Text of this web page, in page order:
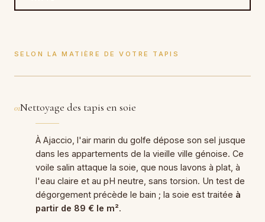
SELON LA MATIÈRE DE VOTRE TAPIS
01Nettoyage des tapis en soie
À Ajaccio, l'air marin du golfe dépose son sel jusque
dans les appartements de la vieille ville génoise. Ce
voile salin attaque la soie, que nous lavons à plat, à
l'eau claire et au pH neutre, sans torsion. Un test de
dégorgement précède le bain ; la soie est traitée à
partir de 89 € le m².